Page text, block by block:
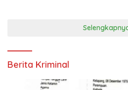
Berita Kriminal